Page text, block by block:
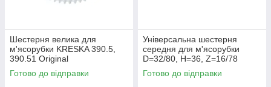
Шестерня велика для
м'ясорубки KRESKA 390.5,
390.51 Original
Готово до відправки
Універсальна шестерня
середня для м'ясорубки
D=32/80, H=36, Z=16/78
Готово до відправки